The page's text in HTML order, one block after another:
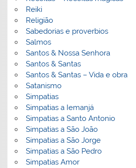
Reiki
Religião
Sabedorias e proverbios
Salmos
Santos & Nossa Senhora
Santos & Santas
Santos & Santas – Vida e obra
Satanismo
Simpatias
Simpatias a Iemanjá
Simpatias a Santo Antonio
Simpatias a São João
Simpatias a São Jorge
Simpatias a São Pedro
Simpatias Amor